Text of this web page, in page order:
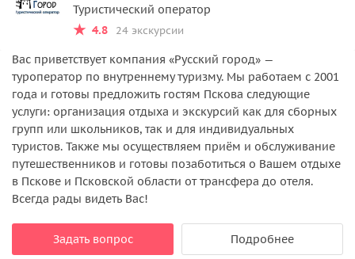
Туристический оператор
4.8
24 экскурсии
Вас приветствует компания «Русский город» —
туроператор по внутреннему туризму. Мы работаем с 2001
года и готовы предложить гостям Пскова следующие
услуги: организация отдыха и экскурсий как для сборных
групп или школьников, так и для индивидуальных
туристов. Также мы осуществляем приём и обслуживание
путешественников и готовы позаботиться о Вашем отдыхе
в Пскове и Псковской области от трансфера до отеля.
Всегда рады видеть Вас!
Задать вопрос Подробнее